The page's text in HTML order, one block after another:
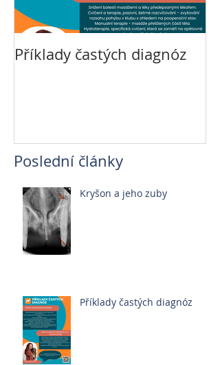
Příklady častých diagnóz
Poslední články
Kryšon a jeho zuby
Příklady častých diagnóz